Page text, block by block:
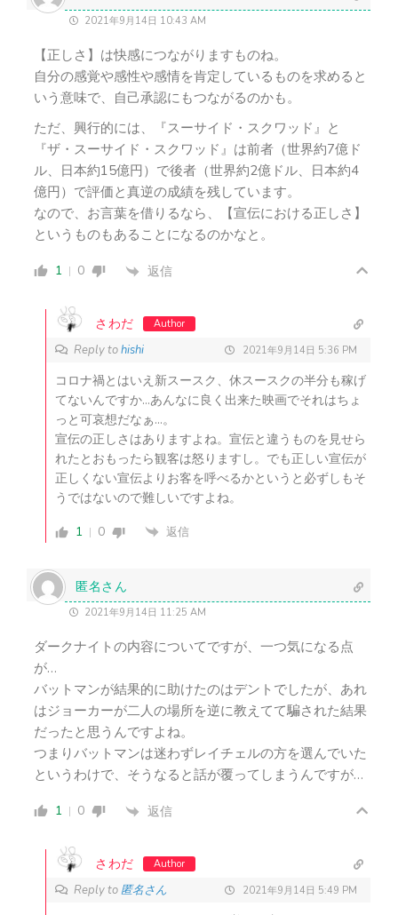
2021年9月14日 10:43 AM
【正しさ】は快感につながりますものね。
自分の感覚や感性や感情を肯定しているものを求めると
いう意味で、自己承認にもつながるのかも。
ただ、興行的には、『スーサイド・スクワッド』と
『ザ・スーサイド・スクワッド』は前者（世界約7億ド
ル、日本約15億円）で後者（世界約2億ドル、日本約4
億円）で評価と真逆の成績を残しています。
なので、お言葉を借りるなら、【宣伝における正しさ】
というものもあることになるのかなと。
1 0 返信
さわだ Author
Reply tohishi 2021年9月14日 5:36 PM
コロナ禍とはいえ新スースク、休スースクの半分も稼げ
てないんですか…あんなに良く出来た映画でそれはちょ
っと可哀想だなぁ…。
宣伝の正しさはありますよね。宣伝と違うものを見せら
れたとおもったら観客は怒りますし。でも正しい宣伝が
正しくない宣伝よりお客を呼べるかというと必ずしもそ
うではないので難しいですよね。
1
0 返信
匿名さん
2021年9月14日 11:25 AM
ダークナイトの内容についてですが、一つ気になる点
が…
バットマンが結果的に助けたのはデントでしたが、あれ
はジョーカーが二人の場所を逆に教えてて騙された結果
だったと思うんですよね。
つまりバットマンは迷わずレイチェルの方を選んでいた
というわけで、そうなると話が覆ってしまうんですが…
1 0 返信
さわだ Author
Reply to匿名さん 2021年9月14日 5:49 PM